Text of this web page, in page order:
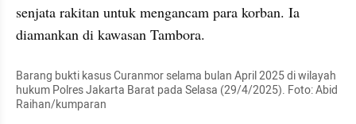
senjata rakitan untuk mengancam para korban. Ia
diamankan di kawasan Tambora.
Barang bukti kasus Curanmor selama bulan April 2025 di wilayah
hukum Polres Jakarta Barat pada Selasa (29/4/2025). Foto: Abid
Raihan/kumparan